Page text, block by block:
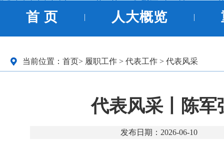
首 页 | 人大概览 |
当前位置： 首页> 履职工作 > 代表工作 > 代表风采
代表风采丨陈军
发布日期：2026-06-10